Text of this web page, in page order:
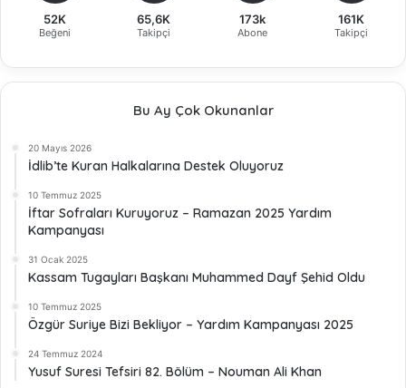
52K
Beğeni
65,6K
Takipçi
173k
Abone
161K
Takipçi
Bu Ay Çok Okunanlar
20 Mayıs 2026
İdlib’te Kuran Halkalarına Destek Oluyoruz
10 Temmuz 2025
İftar Sofraları Kuruyoruz – Ramazan 2025 Yardım
Kampanyası
31 Ocak 2025
Kassam Tugayları Başkanı Muhammed Dayf Şehid Oldu
10 Temmuz 2025
Özgür Suriye Bizi Bekliyor – Yardım Kampanyası 2025
24 Temmuz 2024
Yusuf Suresi Tefsiri 82. Bölüm – Nouman Ali Khan